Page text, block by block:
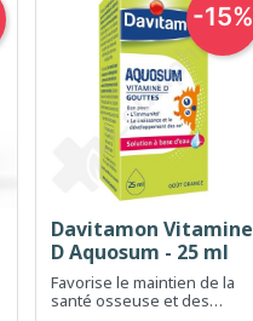
Aperçu rapide
Davitamon Vitamine
D Aquosum - 25 ml
Favorise le maintien de la
santé osseuse et des
-15%